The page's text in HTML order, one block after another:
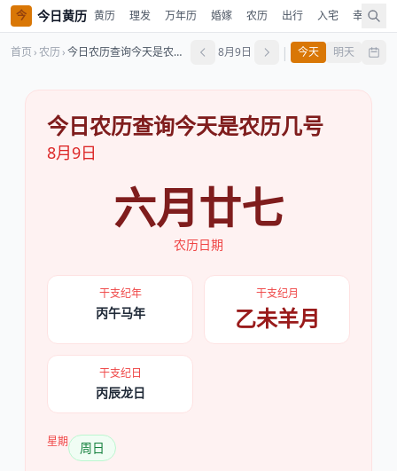
今 今日黄历 黄历 理发 万年历 婚嫁 农历 出行 入宅 幸运色
首页 ›农历› 今日农历查询今天是农历几号 8月9日 | 今天 明天
今日农历查询今天是农历几号
8月9日
六月廿七
农历日期
干支纪年
丙午马年
干支纪月
乙未羊月
干支纪日
丙辰龙日
星期 周日